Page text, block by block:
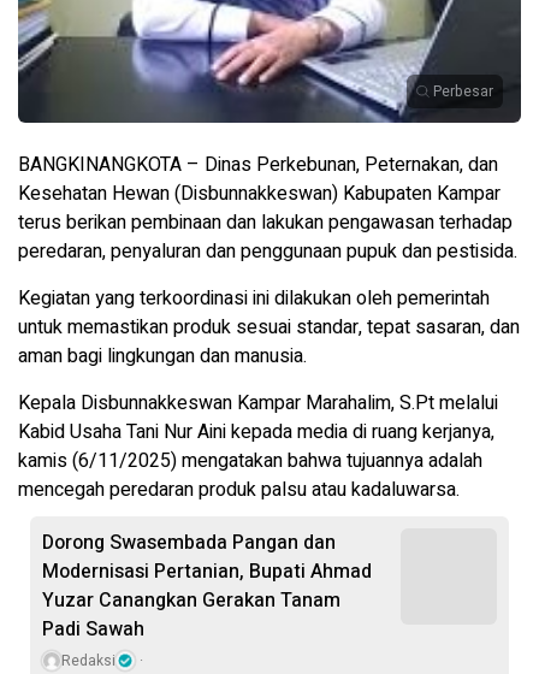
Perbesar
BANGKINANGKOTA – Dinas Perkebunan, Peternakan, dan
Kesehatan Hewan (Disbunnakkeswan) Kabupaten Kampar
terus berikan pembinaan dan lakukan pengawasan terhadap
peredaran, penyaluran dan penggunaan pupuk dan pestisida.
Kegiatan yang terkoordinasi ini dilakukan oleh pemerintah
untuk memastikan produk sesuai standar, tepat sasaran, dan
aman bagi lingkungan dan manusia.
Kepala Disbunnakkeswan Kampar Marahalim, S.Pt melalui
Kabid Usaha Tani Nur Aini kepada media di ruang kerjanya,
kamis (6/11/2025) mengatakan bahwa tujuannya adalah
mencegah peredaran produk palsu atau kadaluwarsa.
Dorong Swasembada Pangan dan
Modernisasi Pertanian, Bupati Ahmad
Yuzar Canangkan Gerakan Tanam
Padi Sawah
Redaksi